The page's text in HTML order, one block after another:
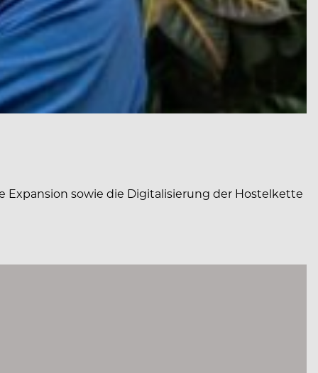
sowie die Digitalisierung der Hostelkette